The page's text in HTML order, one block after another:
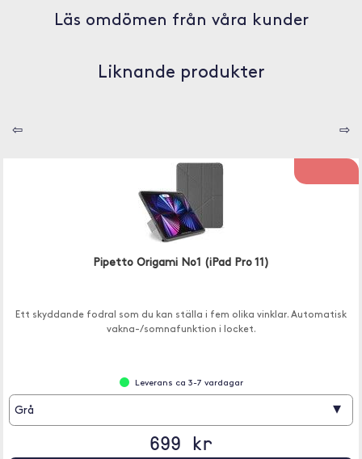
Läs omdömen från våra kunder
Liknande produkter
⇦ ⇨
Pipetto Origami No1 (iPad Pro 11)
Ett skyddande fodral som du kan ställa i fem olika vinklar. Automatisk
vakna-/somnafunktion i locket.
Leverans ca 3-7 vardagar
Grå ▾
699 kr